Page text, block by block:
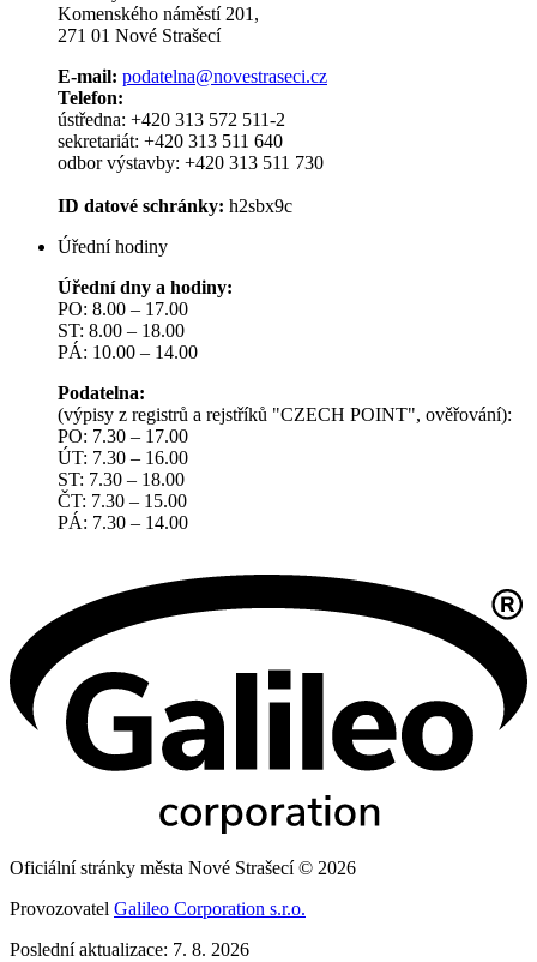
Komenského náměstí 201,
271 01 Nové Strašecí
E-mail: podatelna@novestraseci.cz
Telefon:
ústředna: +420 313 572 511-2
sekretariát: +420 313 511 640
odbor výstavby: +420 313 511 730
ID datové schránky: h2sbx9c
Úřední hodiny
Úřední dny a hodiny:
PO: 8.00 – 17.00
ST: 8.00 – 18.00
PÁ: 10.00 – 14.00
Podatelna:
(výpisy z registrů a rejstříků "CZECH POINT", ověřování):
PO: 7.30 – 17.00
ÚT: 7.30 – 16.00
ST: 7.30 – 18.00
ČT: 7.30 – 15.00
PÁ: 7.30 – 14.00
Oficiální stránky města Nové Strašecí © 2026
Provozovatel Galileo Corporation s.r.o.
Poslední aktualizace: 7. 8. 2026